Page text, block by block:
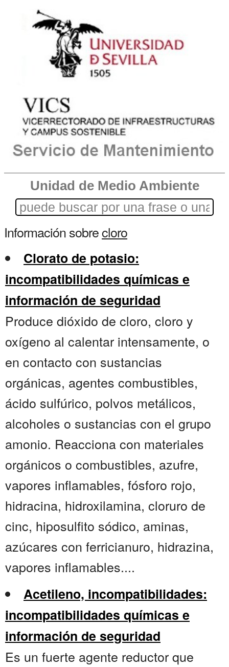
Unidad de Medio Ambiente
Información sobrecloro
Clorato de potasio:
incompatibilidades químicas e
información de seguridad
Produce dióxido de cloro, cloro y
oxígeno al calentar intensamente, o
en contacto con sustancias
orgánicas, agentes combustibles,
ácido sulfúrico, polvos metálicos,
alcoholes o sustancias con el grupo
amonio. Reacciona con materiales
orgánicos o combustibles, azufre,
vapores inflamables, fósforo rojo,
hidracina, hidroxilamina, cloruro de
cinc, hiposulfito sódico, aminas,
azúcares con ferricianuro, hidrazina,
vapores inflamables....
Acetileno, incompatibilidades:
incompatibilidades químicas e
información de seguridad
Es un fuerte agente reductor que